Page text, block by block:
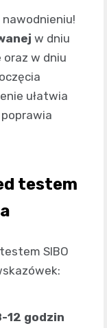
w dniu
oraz w dniu
ułatwia
testem
SIBO
12 godzin